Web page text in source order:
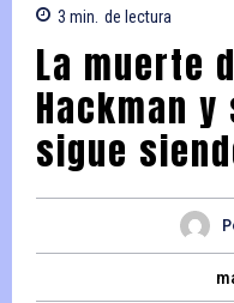
3 min. de lectura
La muerte
Hackman
sigue